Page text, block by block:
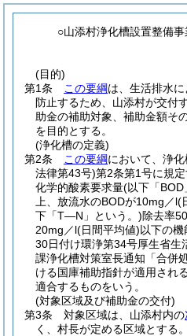
○山添村浄化槽設置整備
(目的)
第1条
この要綱は、生活排水
防止するため、山添村が交付
助金の補助対象、補助金額そ
を目的とする。
(浄化槽の定義)
第2条
この要綱において、浄
法律第43号)第2条第1号に規
化学的酸素要求量(以下「BOD
上、放流水のBODが10mg／l(
下「T―N」という。)除去率
20mg／l(日間平均値)以下の
30日付け環浄第34号厚生省生
課浄化槽対策室長通知「合併
ける国庫補助指針が適用され
適合するものをいう。
(対象区域及び補助金の交付)
第3条
対象区域は、山添村内の
く、村長が定める区域とする。